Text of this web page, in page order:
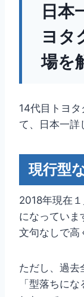
日本
ヨタ
場を
14代目トヨ
て、日本一詳
現行型
2018年現在
になっていま
文句なしで高
ただし、過去
「型落ちに